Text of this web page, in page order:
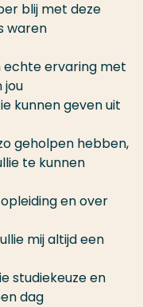
blij met deze
waren
echte ervaring met
jou
kunnen geven uit
geholpen hebben,
te kunnen
en over
mij altijd een
studiekeuze en
dag